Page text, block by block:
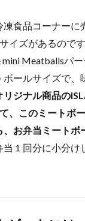
食品コーナー
イズがあるので
mini Meatballsパ
ールサイズで、
リジナル商品の
、このミートボ
お弁当ミートボ
１回分に小分け